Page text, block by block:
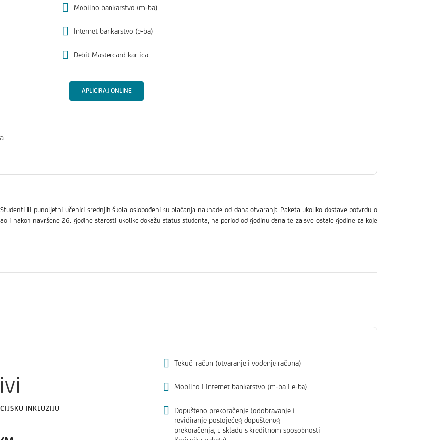
Mobilno bankarstvo (m-ba)
Internet bankarstvo (e-ba)
Debit Mastercard kartica
APLICIRAJ ONLINE
ili punoljetni učenici srednjih škola oslobođeni su plaćanja naknade od dana otvaranja Paketa ukoliko dostave potvrdu o
i nakon navršene 26. godine starosti ukoliko dokažu status studenta, na period od godinu dana te za sve ostale godine za koje
INKLUZIJU
Tekući račun (otvaranje i vođenje računa)
Mobilno i internet bankarstvo (m-ba i e-ba)
Dopušteno prekoračenje (odobravanje i
revidiranje postojećeg dopuštenog
prekoračenja, u skladu s kreditnom sposobnosti